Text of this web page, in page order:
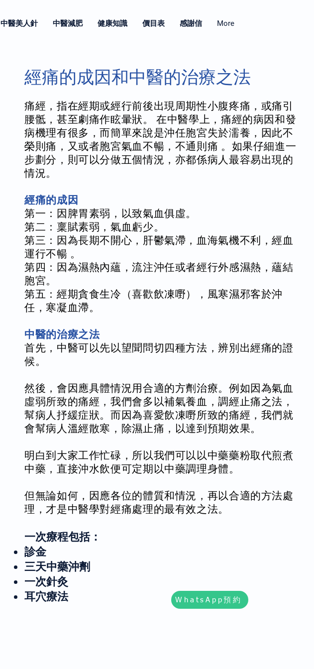
中醫美人針 中醫減肥 健康知識 價目表 感謝信 More
經痛的成因和中醫的治療之法
痛經，指在經期或經行前後出現周期性小腹疼痛，或痛引
腰骶，甚至劇痛作眩暈狀。 在中醫學上，痛經的病因和發
病機理有很多，而簡單來說是沖任胞宮失於濡養，因此不
榮則痛，又或者胞宮氣血不暢，不通則痛 。如果仔細進一
步劃分，則可以分做五個情況，亦都係病人最容易出現的
情況。
經痛的成因
第一：因脾胃素弱，以致氣血俱虛。
第二：稟賦素弱，氣血虧少。
第三：因為長期不開心，肝鬱氣滯，血海氣機不利，經血
運行不暢 。
第四：因為濕熱內蘊，流注沖任或者經行外感濕熱，蘊結
胞宮。
第五：經期貪食生冷（喜歡飲凍嘢），風寒濕邪客於沖
任，寒凝血滯。
中醫的治療之法
首先，中醫可以先以望聞問切四種方法，辨別出經痛的證
候。
然後，會因應具體情況用合適的方劑治療。例如因為氣血
虛弱所致的痛經，我們會多以補氣養血，調經止痛之法，
幫病人抒緩症狀。而因為喜愛飲凍嘢所致的痛經，我們就
會幫病人溫經散寒，除濕止痛，以達到預期效果。
明白到大家工作忙碌，所以我們可以以中藥藥粉取代煎煮
中藥，直接沖水飲便可定期以中藥調理身體。
但無論如何，因應各位的體質和情況，再以合適的方法處
理，才是中醫學對經痛處理的最有效之法。
一次療程包括：
診金
三天中藥沖劑
一次針灸
耳穴療法
WhatsApp預約